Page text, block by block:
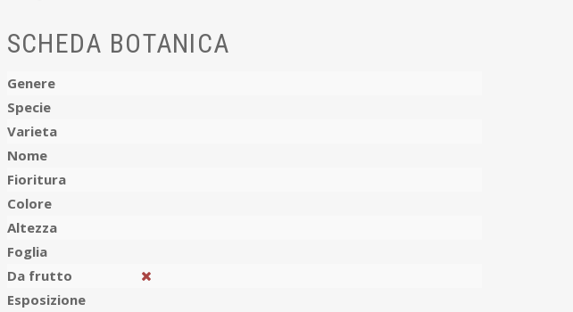
SCHEDA BOTANICA
Genere
Specie
Varieta
Nome
Fioritura
Colore
Altezza
Foglia
Da frutto
Esposizione